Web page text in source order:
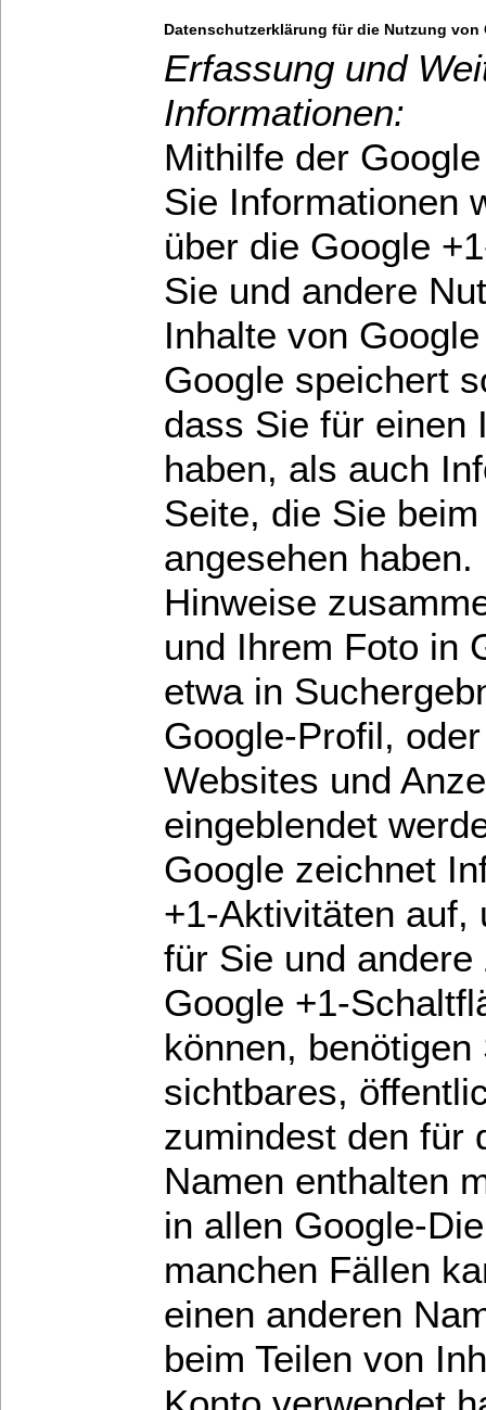
Datenschutzerklärung für die Nutzung von
Erfassung und
Informationen:
Mithilfe der
Sie Informationen
über die Google
Sie und andere
Inhalte von
Google speichert
dass Sie für einen
haben, als auch
Seite, die Sie
angesehen
Hinweise
und Ihrem Foto in
etwa in
Google-Profil,
Websites und
eingeblendet
Google zeichnet
+1-Aktivitäten auf,
für Sie und
Google +1-
können,
sichtbares,
zumindest den für
Namen enthalten
in allen Google-
manchen Fällen
einen anderen
beim Teilen von